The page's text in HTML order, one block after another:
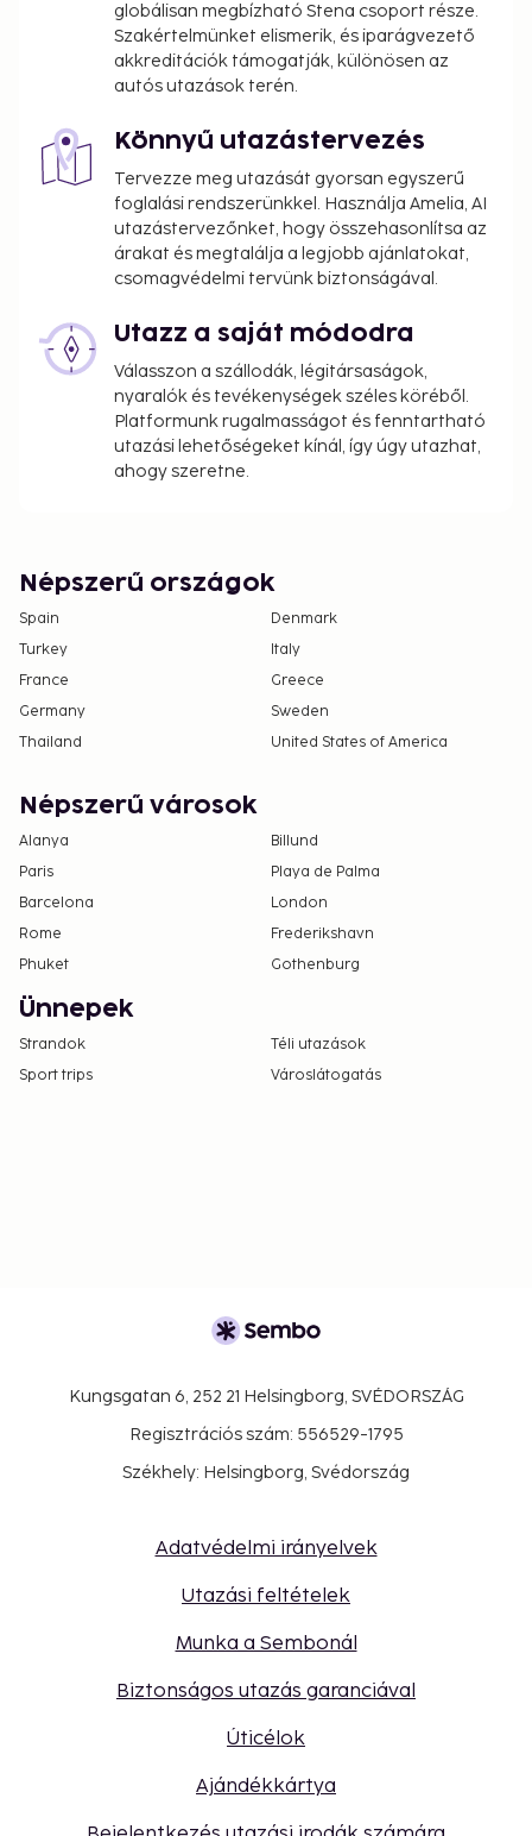
globálisan megbízható Stena csoport része.
Szakértelmünket elismerik, és iparágvezető
akkreditációk támogatják, különösen az
autós utazások terén.
Könnyű utazástervezés
Tervezze meg utazását gyorsan egyszerű
foglalási rendszerünkkel. Használja Amelia, AI
utazástervezőnket, hogy összehasonlítsa az
árakat és megtalálja a legjobb ajánlatokat,
csomagvédelmi tervünk biztonságával.
Utazz a saját módodra
Válasszon a szállodák, légitársaságok,
nyaralók és tevékenységek széles köréből.
Platformunk rugalmasságot és fenntartható
utazási lehetőségeket kínál, így úgy utazhat,
ahogy szeretne.
Népszerű országok
Spain
Denmark
Turkey
Italy
France
Greece
Germany
Sweden
Thailand
United States of America
Népszerű városok
Alanya
Billund
Paris
Playa de Palma
Barcelona
London
Rome
Frederikshavn
Phuket
Gothenburg
Ünnepek
Strandok
Téli utazások
Sport trips
Városlátogatás
Kungsgatan 6, 252 21 Helsingborg, SVÉDORSZÁG
Regisztrációs szám: 556529-1795
Székhely: Helsingborg, Svédország
Adatvédelmi irányelvek
Utazási feltételek
Munka a Sembonál
Biztonságos utazás garanciával
Úticélok
Ajándékkártya